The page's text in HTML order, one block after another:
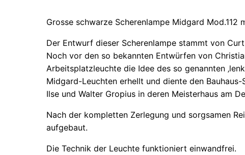
Grosse schwarze Scherenlampe Midgard
Der Entwurf dieser Scherenlampe stammt von
Noch vor den so bekannten Entwürfen von
Arbeitsplatzleuchte die Idee des so genannten
Midgard-Leuchten erhellt und diente den
Ilse und Walter Gropius in deren Meisterhaus am
Nach der kompletten Zerlegung und sorgsamen
aufgebaut.
Die Technik der Leuchte funktioniert einwandfrei.